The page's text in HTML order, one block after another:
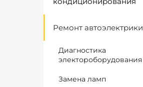
Ремонт автоэлектрики
Диагностика
электороборудования
Замена ламп